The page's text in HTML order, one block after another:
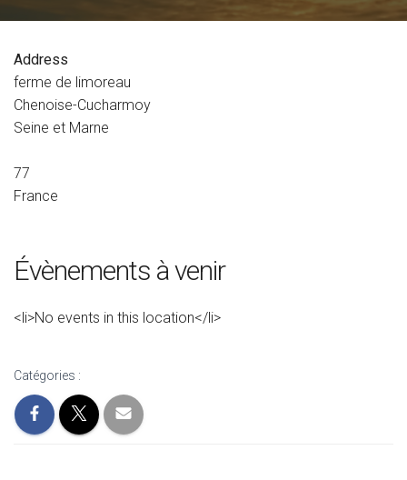
Address
ferme de limoreau
Chenoise-Cucharmoy
Seine et Marne
77
France
Évènements à venir
<li>No events in this location</li>
Catégories :